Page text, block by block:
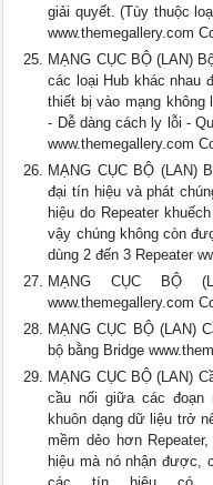
giải quyết. (Tùy thuộc
www.themegallery.com
MẠNG CỤC BỘ (LAN)
các loại Hub khác nhau
thiết bị vào mạng
- Dễ dàng cách ly lỗi -
www.themegallery.com
MẠNG CỤC BỘ (LAN)
đại tín hiệu và phát
hiệu do Repeater
vậy chúng không còn
dùng 2 đến 3 Repeater
MẠNG CỤC BỘ
www.themegallery.com
MẠNG CỤC BỘ (LAN)
bộ bằng Bridge
MẠNG CỤC BỘ (LAN)
cầu nối giữa các đoạn
khuôn dạng dữ liệu trở
mềm dẻo hơn
hiệu mà nó nhận được,